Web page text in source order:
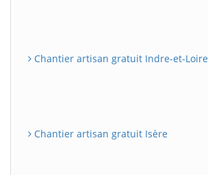
Chantier artisan gratuit Indre-et-Loire
Chantier artisan gratuit Isère